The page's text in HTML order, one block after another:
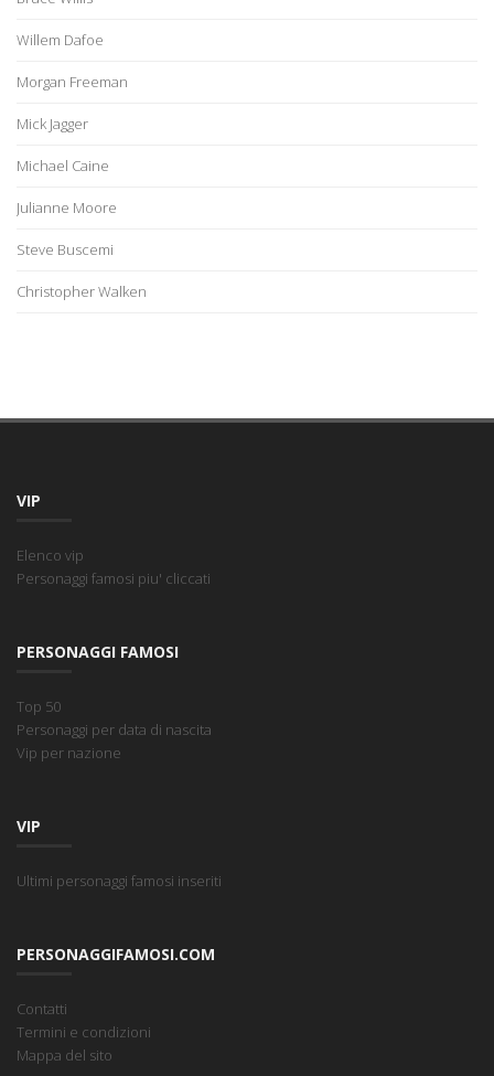
Willem Dafoe
Morgan Freeman
Mick Jagger
Michael Caine
Julianne Moore
Steve Buscemi
Christopher Walken
VIP
Elenco vip
Personaggi famosi piu' cliccati
PERSONAGGI FAMOSI
Top 50
Personaggi per data di nascita
Vip per nazione
VIP
Ultimi personaggi famosi inseriti
PERSONAGGIFAMOSI.COM
Contatti
Termini e condizioni
Mappa del sito